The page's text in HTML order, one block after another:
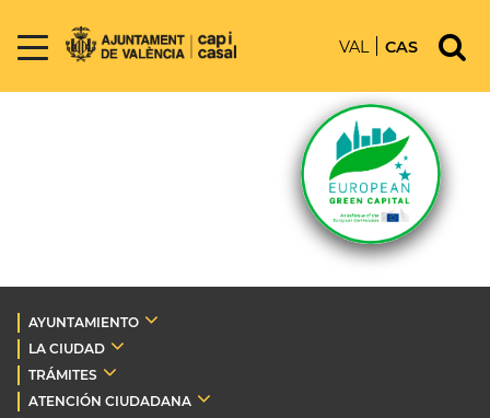
VAL CAS
AYUNTAMIENTO
LA CIUDAD
TRÁMITES
ATENCIÓN CIUDADANA